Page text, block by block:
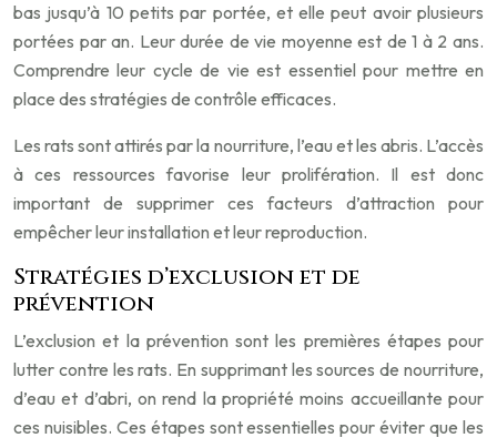
bas jusqu’à 10 petits par portée, et elle peut avoir plusieurs
portées par an. Leur durée de vie moyenne est de 1 à 2 ans.
Comprendre leur cycle de vie est essentiel pour mettre en
place des stratégies de contrôle efficaces.
Les rats sont attirés par la nourriture, l’eau et les abris. L’accès
à ces ressources favorise leur prolifération. Il est donc
important de supprimer ces facteurs d’attraction pour
empêcher leur installation et leur reproduction.
Stratégies d’exclusion et de
prévention
L’exclusion et la prévention sont les premières étapes pour
lutter contre les rats. En supprimant les sources de nourriture,
d’eau et d’abri, on rend la propriété moins accueillante pour
ces nuisibles. Ces étapes sont essentielles pour éviter que les